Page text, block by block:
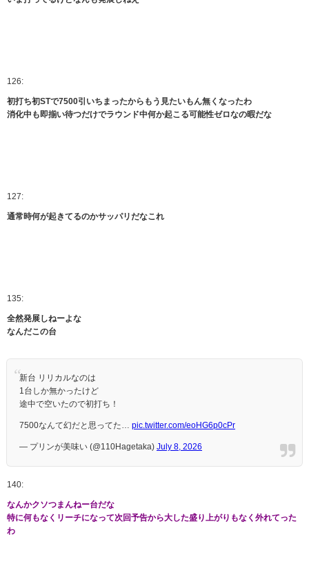
126:
初打ち初STで7500引いちまったからもう見たいもん無くなったわ
消化中も即揃い待つだけでラウンド中何か起こる可能性ゼロなの暇だな
127:
通常時何が起きてるのかサッパリだなこれ
135:
全然発展しねーよな
なんだこの台
新台 リリカルなのは
1台しか無かったけど
途中で空いたので初打ち！
7500なんて幻だと思ってた… pic.twitter.com/eoHG6p0cPr
— プリンが美味い (@110Hagetaka) July 8, 2026
140:
なんかクソつまんねー台だな
特に何もなくリーチになって次回予告から大した盛り上がりもなく外れてった
わ